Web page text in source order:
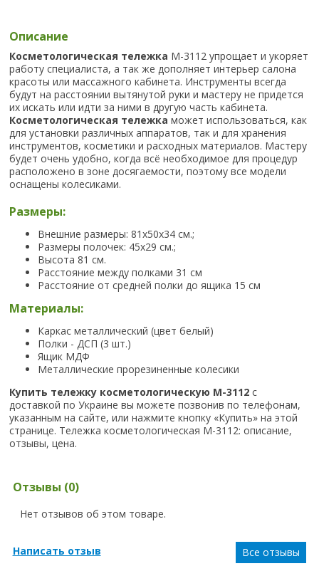
Описание
Косметологическая тележка М-3112 упрощает и укоряет
работу специалиста, а так же дополняет интерьер салона
красоты или массажного кабинета. Инструменты всегда
будут на расстоянии вытянутой руки и мастеру не придется
их искать или идти за ними в другую часть кабинета.
Косметологическая тележка может использоваться, как
для установки различных аппаратов, так и для хранения
инструментов, косметики и расходных материалов. Мастеру
будет очень удобно, когда всё необходимое для процедур
расположено в зоне досягаемости, поэтому все модели
оснащены колесиками.
Размеры:
Внешние размеры: 81х50х34 см.;
Размеры полочек: 45х29 см.;
Высота 81 см.
Расстояние между полками 31 см
Расстояние от средней полки до ящика 15 см
Материалы:
Каркас металлический (цвет белый)
Полки - ДСП (3 шт.)
Ящик МДФ
Металлические прорезиненные колесики
Купить тележку косметологическую М-3112 с
доставкой по Украине вы можете позвонив по телефонам,
указанным на сайте, или нажмите кнопку «Купить» на этой
странице. Тележка косметологическая М-3112: описание,
отзывы, цена.
Отзывы (0)
Нет отзывов об этом товаре.
Написать отзыв Все отзывы